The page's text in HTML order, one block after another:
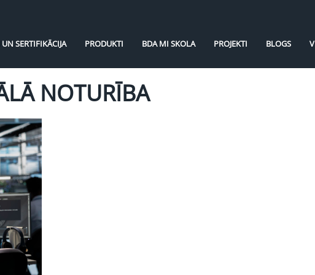
SERTIFIKĀCIJA PRODUKTI BDA MI SKOLA PROJEKTI BLOGS
NOTURĪBA